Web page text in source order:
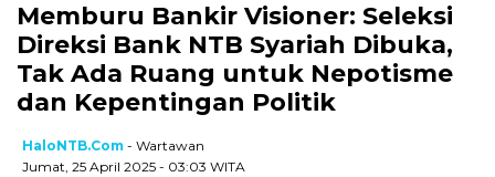
Memburu Bankir Visioner: Seleksi
Direksi Bank NTB Syariah Dibuka,
Tak Ada Ruang untuk Nepotisme
dan Kepentingan Politik
HaloNTB.com - Wartawan
Jumat, 25 April 2025 - 03:03 WITA